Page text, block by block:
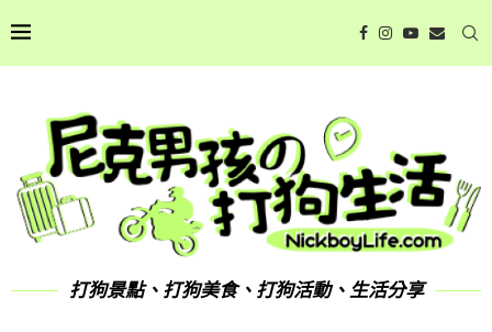
打狗景點、打狗美食、打狗活動、生活分享